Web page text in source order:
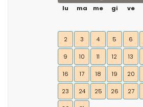
lu
ma me gi ve
2 3 4 5 6
9 10 11 12 13
16 17 18 19 20
23 24 25 26 27